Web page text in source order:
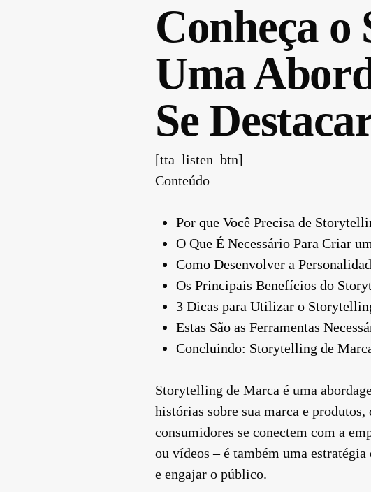
Conheça
Uma
Se
[tta_listen_btn]
Conteúdo
Por que Você Precisa de
O Que É Necessário Para Criar
Como Desenvolver a
Os Principais Benefícios do
3 Dicas para Utilizar o
Estas São as Ferramentas
Concluindo: Storytelling de
Storytelling de Marca é uma
histórias sobre sua marca e
consumidores se conectem com a
ou vídeos – é também uma
e engajar o público.